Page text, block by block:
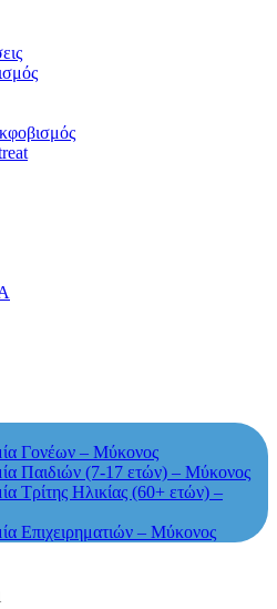
Γονέων – Μύκονος
Παιδιών (7-17 ετών) – Μύκονος
Τρίτης Ηλικίας (60+ ετών) –
Επιχειρηματιών – Μύκονος